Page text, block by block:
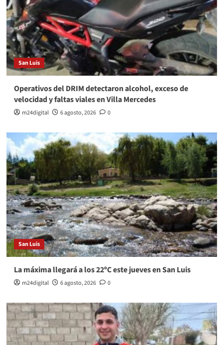
San Luis
Operativos del DRIM detectaron alcohol, exceso de
velocidad y faltas viales en Villa Mercedes
m24digital 6 agosto, 2026 0
San Luis
La máxima llegará a los 22ºC este jueves en San Luis
m24digital 6 agosto, 2026 0